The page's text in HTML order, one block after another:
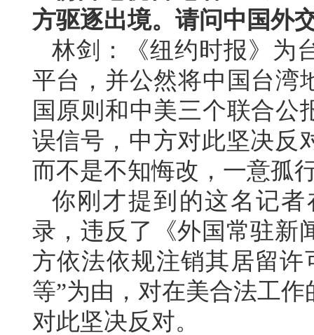
方驱逐出境。请问中国外
林剑：《纽约时报》为
平台，并公然将中国台湾
国原则和中美三个联合公
误信号，中方对此坚决反
而不是不知悔改，一意孤
你刚才提到的这名记
录，违反了《外国常驻新
方依法依规注销其居留
等”为由，对在美合法工
对此坚决反对。